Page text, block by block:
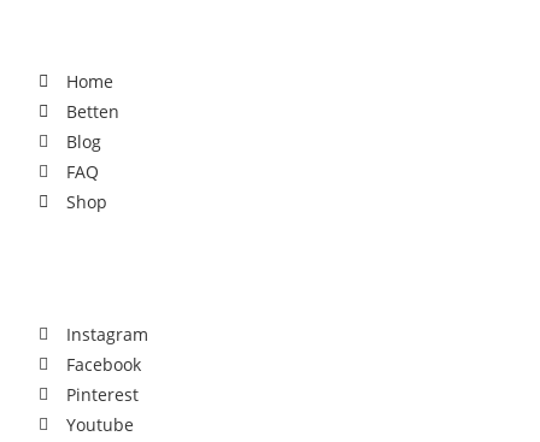
Home
Betten
Blog
FAQ
Shop
Instagram
Facebook
Pinterest
Youtube